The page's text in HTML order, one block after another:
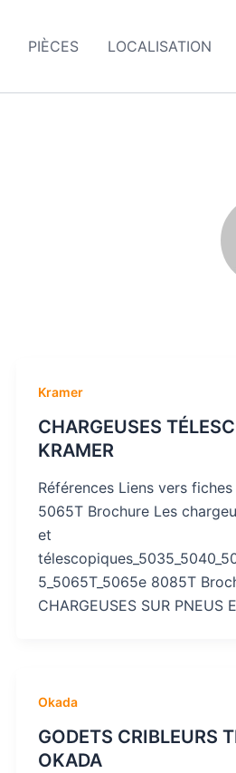
PIÈCES LOCALISATION
Kramer
CHARGEUSES
KRAMER
Références Liens vers
5065T Brochure Les
et
5_5065T_5065e 8085T
CHARGEUSES SUR PNEUS
Okada
GODETS CRIBLEURS
OKADA